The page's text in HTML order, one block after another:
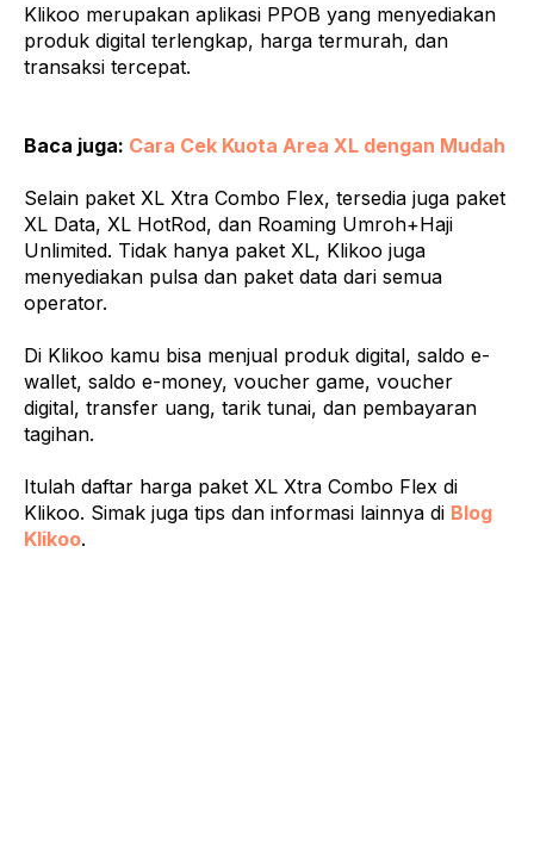
Klikoo merupakan aplikasi PPOB yang menyediakan
produk digital terlengkap, harga termurah, dan
transaksi tercepat.
Baca juga: Cara Cek Kuota Area XL dengan Mudah
Selain paket XL Xtra Combo Flex, tersedia juga paket
XL Data, XL HotRod, dan Roaming Umroh+Haji
Unlimited. Tidak hanya paket XL, Klikoo juga
menyediakan pulsa dan paket data dari semua
operator.
Di Klikoo kamu bisa menjual produk digital, saldo e-
wallet, saldo e-money, voucher game, voucher
digital, transfer uang, tarik tunai, dan pembayaran
tagihan.
Itulah daftar harga paket XL Xtra Combo Flex di
Klikoo. Simak juga tips dan informasi lainnya di Blog
Klikoo.